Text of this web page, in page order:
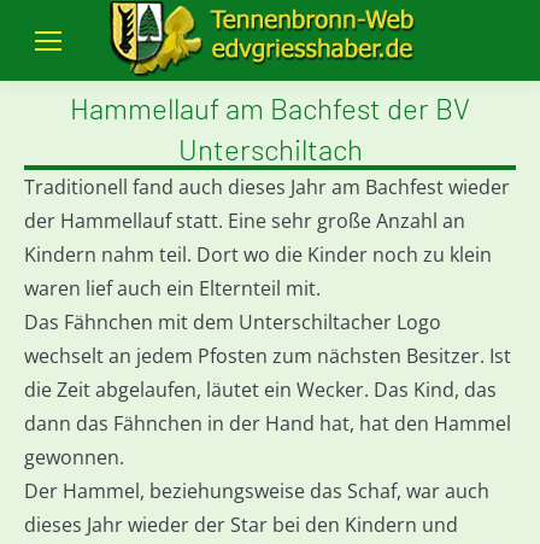
Hammellauf am Bachfest der BV
Unterschiltach
Traditionell fand auch dieses Jahr am Bachfest wieder
der Hammellauf statt. Eine sehr große Anzahl an
Kindern nahm teil. Dort wo die Kinder noch zu klein
waren lief auch ein Elternteil mit.
Das Fähnchen mit dem Unterschiltacher Logo
wechselt an jedem Pfosten zum nächsten Besitzer. Ist
die Zeit abgelaufen, läutet ein Wecker. Das Kind, das
dann das Fähnchen in der Hand hat, hat den Hammel
gewonnen.
Der Hammel, beziehungsweise das Schaf, war auch
dieses Jahr wieder der Star bei den Kindern und